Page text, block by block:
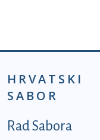
HRVATSKI
SABOR
Podnožje
Rad Sabora